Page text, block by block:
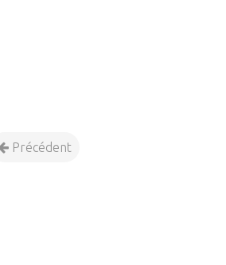
Précédent